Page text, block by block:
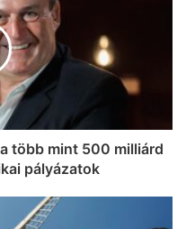
több mint 500 milliárd
pályázatok